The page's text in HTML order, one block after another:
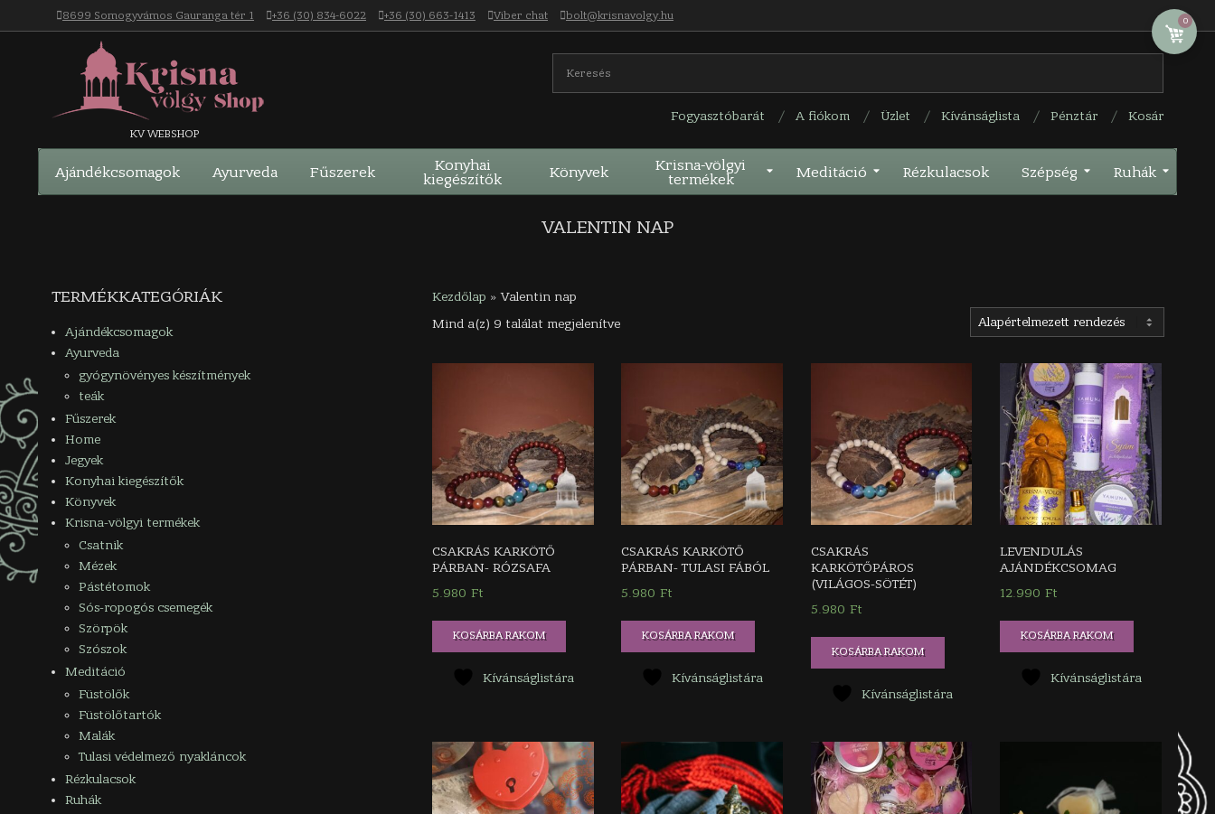
to
8699 Somogyvámos Gauranga tér 1 +36 (30) 834-6022 +36 (30) 663-1413 Viber chat bolt@krisnavolgy.hu
Krisna-
völgy
KV WEBSHOP
Fogyasztóbarát A fiókom Üzlet Kívánságlista Pénztár Kosár
Menu
Ajándékcsomagok Ayurveda Fűszerek
Konyhai
kiegészítők
Könyvek
Krisna-völgyi
termékek
Meditáció Rézkulacsok Szépség Ruhák
VALENTIN NAP
Kezdőlap »Valentin nap
Mind a(z) 9 találat megjelenítve
CSAKRÁS KARKÖTŐ
PÁRBAN- RÓZSAFA
5.980 Ft
KOSÁRBA RAKOM
Kívánságlistára
CSAKRÁS KARKÖTŐ
PÁRBAN- TULASI FÁBÓL
5.980Ft
KOSÁRBA RAKOM
Kívánságlistára
CSAKRÁS
KARKÖTŐPÁROS
(VILÁGOS-SÖTÉT)
5.980 Ft
KOSÁRBA RAKOM
Kívánságlistára
LEVENDULÁS
AJÁNDÉKCSOMAG
12.990Ft
KOSÁRBA RAKOM
Kívánságlistára
TERMÉKKATEGÓRIÁK
Ajándékcsomagok
Ayurveda
gyógynövényes készítmények
teák
Fűszerek
Home
Jegyek
Konyhai kiegészítők
Könyvek
Krisna-völgyi termékek
Csatnik
Mézek
Pástétomok
Sós-ropogós csemegék
Szörpök
Szószok
Meditáció
Füstölők
Füstölőtartók
Malák
Tulasi védelmező nyakláncok
Rézkulacsok
Ruhák
0